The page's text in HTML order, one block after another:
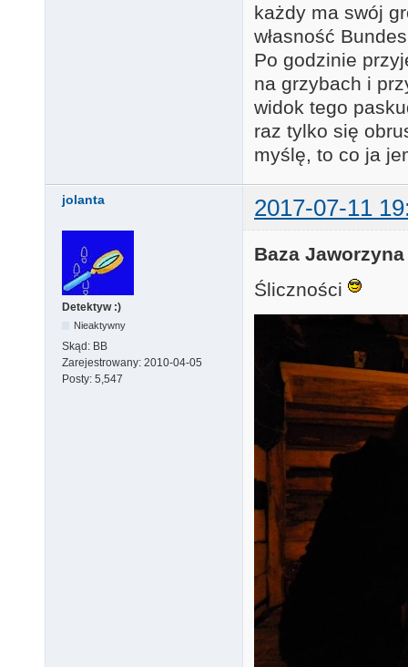
każdy ma swój
własność
Po godzinie
na grzybach i
widok tego
raz tylko się
myślę, to co ja
jolanta 2017-07-11
Detektyw :)
Nieaktywny
Skąd: BB
Zarejestrowany: 2010-04-05
Posty: 5,547
Baza Jaworzyna
Śliczności